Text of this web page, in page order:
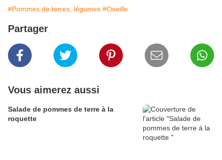
#Pommes de terres, légumes #Oseille
Partager
Vous aimerez aussi
Salade de pommes de terre à la
roquette